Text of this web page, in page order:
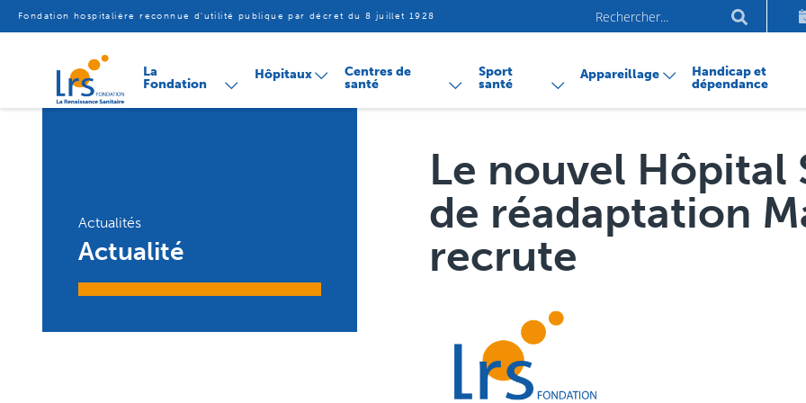
Fondation hospitalière reconnue d'utilité publique par décret du 8 juillet 1928 Mots-
clés
Aller
au
La
Fondation
Hôpitaux
Centres de
santé
Sport
santé
Appareillage
Handicap et
dépendance
Le nouvel Hôpital
de réadaptation
recrute
Actualités
Actualité